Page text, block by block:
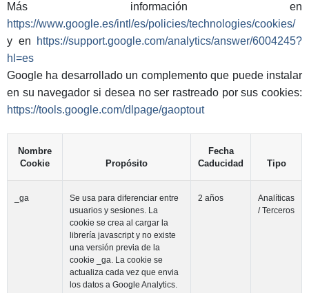
Más información en
https://www.google.es/intl/es/policies/technologies/cookies/
y en
https://support.google.com/analytics/answer/6004245?
hl=es
Google ha desarrollado un complemento que puede instalar
en su navegador si desea no ser rastreado por sus cookies:
https://tools.google.com/dlpage/gaoptout
Nombre
Cookie
Propósito
Fecha
Caducidad
Tipo
_ga
Se usa para diferenciar entre
usuarios y sesiones. La
cookie se crea al cargar la
librería javascript y no existe
una versión previa de la
cookie _ga. La cookie se
actualiza cada vez que envia
los datos a Google Analytics.
2 años
Analíticas
/ Terceros